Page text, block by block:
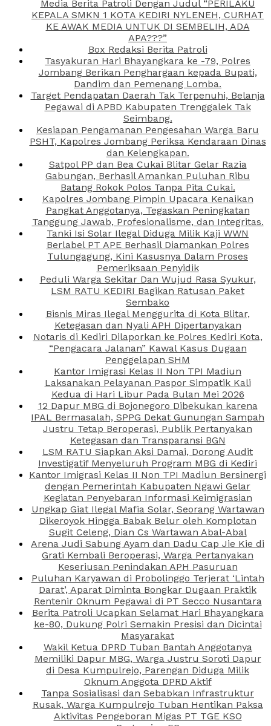
Media Berita Patroli Dengan Judul “PERILAKU
KEPALA SMKN 1 KOTA KEDIRI NYLENEH, CURHAT
KE AWAK MEDIA UNTUK DI SEMBELIH, ADA
APA???”
Box Redaksi Berita Patroli
Tasyakuran Hari Bhayangkara ke -79, Polres
Jombang Berikan Penghargaan kepada Bupati,
Dandim dan Pemenang Lomba.
Target Pendapatan Daerah Tak Terpenuhi, Belanja
Pegawai di APBD Kabupaten Trenggalek Tak
Seimbang.
Kesiapan Pengamanan Pengesahan Warga Baru
PSHT, Kapolres Jombang Periksa Kendaraan Dinas
dan Kelengkapan.
Satpol PP dan Bea Cukai Blitar Gelar Razia
Gabungan, Berhasil Amankan Puluhan Ribu
Batang Rokok Polos Tanpa Pita Cukai.
Kapolres Jombang Pimpin Upacara Kenaikan
Pangkat Anggotanya, Tegaskan Peningkatan
Tanggung Jawab, Profesionalisme, dan Integritas.
Tanki Isi Solar Ilegal Diduga Milik Kaji WWN
Berlabel PT APE Berhasil Diamankan Polres
Tulungagung, Kini Kasusnya Dalam Proses
Pemeriksaan Penyidik
Peduli Warga Sekitar Dan Wujud Rasa Syukur,
LSM RATU KEDIRI Bagikan Ratusan Paket
Sembako
Bisnis Miras Ilegal Menggurita di Kota Blitar,
Ketegasan dan Nyali APH Dipertanyakan
Notaris di Kediri Dilaporkan ke Polres Kediri Kota,
“Pengacara Jalanan” Kawal Kasus Dugaan
Penggelapan SHM
Kantor Imigrasi Kelas II Non TPI Madiun
Laksanakan Pelayanan Paspor Simpatik Kali
Kedua di Hari Libur Pada Bulan Mei 2026
12 Dapur MBG di Bojonegoro Dibekukan karena
IPAL Bermasalah, SPPG Dekat Gunungan Sampah
Justru Tetap Beroperasi, Publik Pertanyakan
Ketegasan dan Transparansi BGN
LSM RATU Siapkan Aksi Damai, Dorong Audit
Investigatif Menyeluruh Program MBG di Kediri
Kantor Imigrasi Kelas II Non TPI Madiun Bersinergi
dengan Pemerintah Kabupaten Ngawi Gelar
Kegiatan Penyebaran Informasi Keimigrasian
Ungkap Giat Ilegal Mafia Solar, Seorang Wartawan
Dikeroyok Hingga Babak Belur oleh Komplotan
Sugit Celeng, Dian Cs Wartawan Abal-Abal
Arena Judi Sabung Ayam dan Dadu Cap Jie Kie di
Grati Kembali Beroperasi, Warga Pertanyakan
Keseriusan Penindakan APH Pasuruan
Puluhan Karyawan di Probolinggo Terjerat ‘Lintah
Darat’, Aparat Diminta Bongkar Dugaan Praktik
Rentenir Oknum Pegawai di PT Secco Nusantara
Berita Patroli Ucapkan Selamat Hari Bhayangkara
ke-80, Dukung Polri Semakin Presisi dan Dicintai
Masyarakat
Wakil Ketua DPRD Tuban Bantah Anggotanya
Memiliki Dapur MBG, Warga Justru Soroti Dapur
di Desa Kumpulrejo, Parengan Diduga Milik
Oknum Anggota DPRD Aktif
Tanpa Sosialisasi dan Sebabkan Infrastruktur
Rusak, Warga Kumpulrejo Tuban Hentikan Paksa
Aktivitas Pengeboran Migas PT TGE KSO